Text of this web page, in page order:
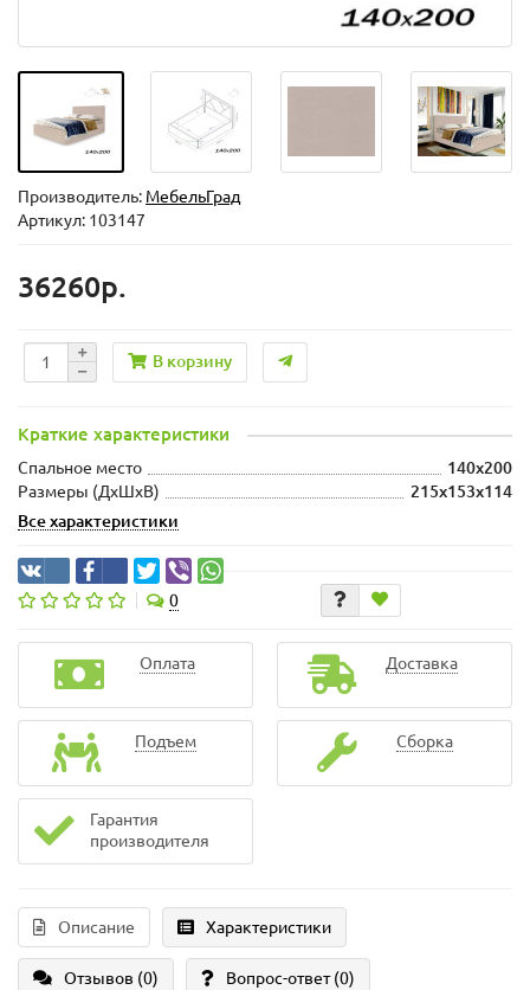
Производитель: МебельГрад
Артикул: 103147
36260р.
В корзину
Краткие характеристики
Спальное место
140x200
Размеры (ДхШxВ)
215x153x114
Все характеристики
0
Оплата Доставка
Подъем Сборка
Гарантия
производителя
Описание Характеристики
Отзывов (0) Вопрос-ответ(0)